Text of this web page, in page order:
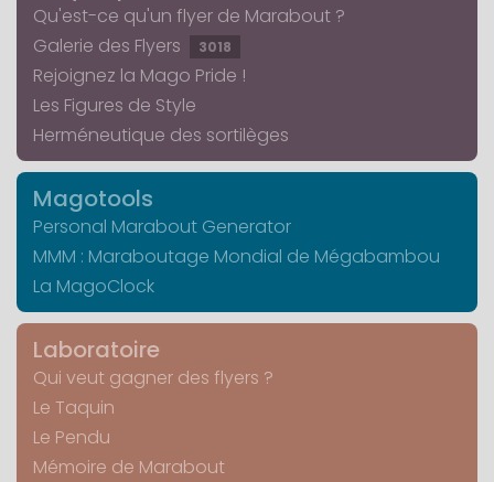
Qu'est-ce qu'un flyer de Marabout ?
Galerie des Flyers
3018
Rejoignez la Mago Pride !
Les Figures de Style
Herméneutique des sortilèges
Magotools
Personal Marabout Generator
MMM : Maraboutage Mondial de Mégabambou
La MagoClock
Laboratoire
Qui veut gagner des flyers ?
Le Taquin
Le Pendu
Mémoire de Marabout